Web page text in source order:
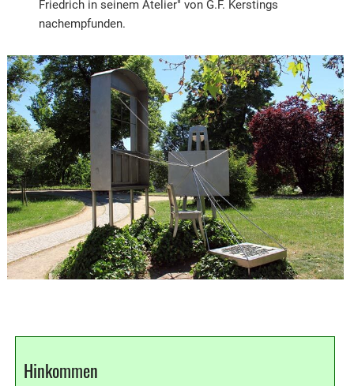
Friedrich in seinem Atelier" von G.F. Kerstings
nachempfunden.
Hinkommen